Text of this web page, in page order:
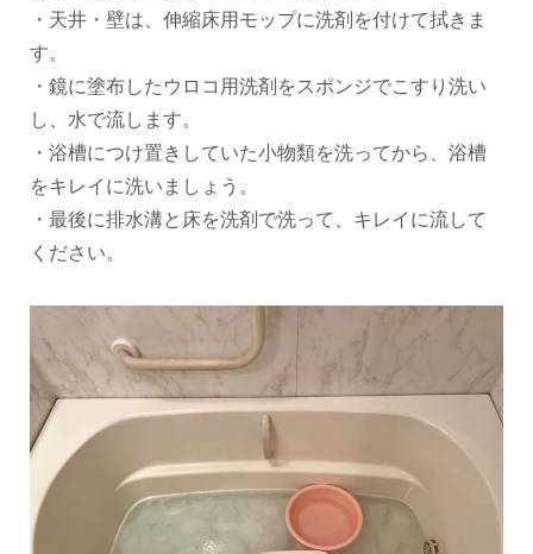
・天井・壁は、伸縮床用モップに洗剤を付けて拭きま
す。
・鏡に塗布したウロコ用洗剤をスポンジでこすり洗い
し、水で流します。
・浴槽につけ置きしていた小物類を洗ってから、浴槽
をキレイに洗いましょう。
・最後に排水溝と床を洗剤で洗って、キレイに流して
ください。